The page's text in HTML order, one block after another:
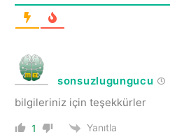
sonsuzlugungucu
bilgileriniz için teşekkürler
1 Yanıtla